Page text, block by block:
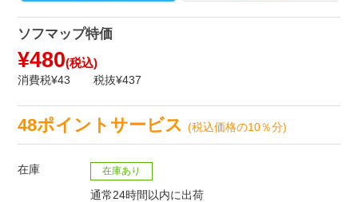
ソフマップ特価
¥480(税込)
消費税¥43 税抜¥437
48ポイントサービス(税込価格の10％分)
在庫 在庫あり
通常24時間以内に出荷